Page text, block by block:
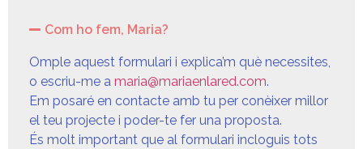
Com ho fem, Maria?
Omple aquest formulari i explica’m què necessites,
o escriu-me a maria@mariaenlared.com.
Em posaré en contacte amb tu per conèixer millor
el teu projecte i poder-te fer una proposta.
És molt important que al formulari incloguis tots